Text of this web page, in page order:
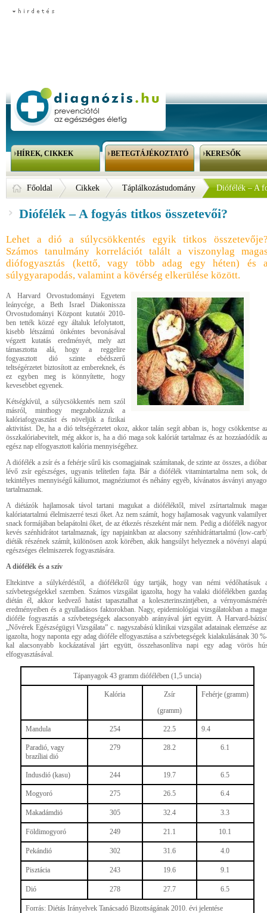
HÍREK, CIKKEK BETEGTÁJÉKOZTATÓ KERESŐK
Főoldal Cikkek Táplálkozástudomány Diófélék – A
Diófélék – A fogyás titkos összetevői?
Lehet a dió a súlycsökkentés egyik titkos
Számos tanulmány korrelációt talált a viszonylag
diófogyasztás (kettő, vagy több adag egy héten) és
súlygyarapodás, valamint a kövérség elkerülése között.
A Harvard Orvostudományi Egyetem
leánycége, a Beth Israel Diakonissza
Orvostudományi Központ kutatói 2010-
ben tették közzé egy általuk lefolytatott,
kisebb létszámú önkéntes bevonásával
végzett kutatás eredményét, mely azt
támasztotta alá, hogy a reggelire
fogyasztott dió szinte ebédszerű
teltségérzetet biztosított az embereknek, és
ez egyben meg is könnyítette, hogy
kevesebbet egyenek.
Kétségkívül, a súlycsökkentés nem szól
másról, minthogy megzabolázzuk a
kalóriafogyasztást és növeljük a fizikai
aktivitást. De, ha a dió teltségérzetet okoz, akkor talán segít abban is, hogy csökkentse
összkalóriabevitelt, még akkor is, ha a dió maga sok kalóriát tartalmaz és az hozzáadódik
egész nap elfogyasztott kalória mennyiségéhez.
A diófélék a zsír és a fehérje sűrű kis csomagjainak számítanak, de szinte az összes, a
lévő zsír egészséges, ugyanis telítetlen fajta. Bár a diófélék vitamintartalma nem sok,
tekintélyes mennyiségű káliumot, magnéziumot és néhány egyéb, kívánatos ásványi
tartalmaznak.
A diétázók hajlamosak távol tartani magukat a dióféléktől, mivel zsírtartalmuk
kalóriatartalmú élelmiszerré teszi őket. Az nem számít, hogy hajlamosak vagyunk
snack formájában belapátolni őket, de az étkezés részeként már nem. Pedig a diófélék
kevés szénhidrátot tartalmaznak, így napjainkban az alacsony szénhidráttartalmú (low-
diéták részének számít, különösen azok körében, akik hangsúlyt helyeznek a növényi
egészséges élelmiszerek fogyasztására.
A diófélék és a szív
Eltekintve a súlykérdéstől, a diófélékről úgy tartják, hogy van némi védőhatásuk
szívbetegségekkel szemben. Számos vizsgálat igazolta, hogy ha valaki diófélékben
diétán él, akkor kedvező hatást tapasztalhat a koleszterinszintjében, a
eredményeiben és a gyulladásos faktorokban. Nagy, epidemiológiai vizsgálatokban a
dióféle fogyasztás a szívbetegségek alacsonyabb arányával járt együtt. A Harvard-
„Nővérek Egészségügyi Vizsgálata” c. nagyszabású klinikai vizsgálat adatainak elemzése
igazolta, hogy naponta egy adag dióféle elfogyasztása a szívbetegségek kialakulásának 30
kal alacsonyabb kockázatával járt együtt, összehasonlítva napi egy adag vörös
elfogyasztásával.
Tápanyagok 43 gramm diófélében (1,5 uncia)
Kalória
Zsír
(gramm)
Fehérje (gramm)
Mandula 254 22.5 9.4
Paradió, vagy
brazíliai dió
279 28.2 6.1
Indusdió (kasu) 244 19.7 6.5
Mogyoró 275 26.5 6.4
Makadámdió 305 32.4 3.3
Földimogyoró 249 21.1 10.1
Pekándió 302 31.6 4.0
Pisztácia 243 19.6 9.1
Dió 278 27.7 6.5
Forrás: Diétás Irányelvek Tanácsadó Bizottságának 2010. évi jelentése